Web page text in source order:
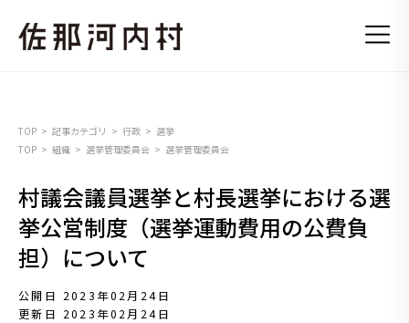
TOP 記事カテゴリ 行政
選挙
TOP
組織 選挙管理委員会 選挙管理委員会
村議会議員選挙と村長選挙における選
挙公営制度（選挙運動費用の公費負
担）について
公開日 2023年02月24日
更新日 2023年02月24日